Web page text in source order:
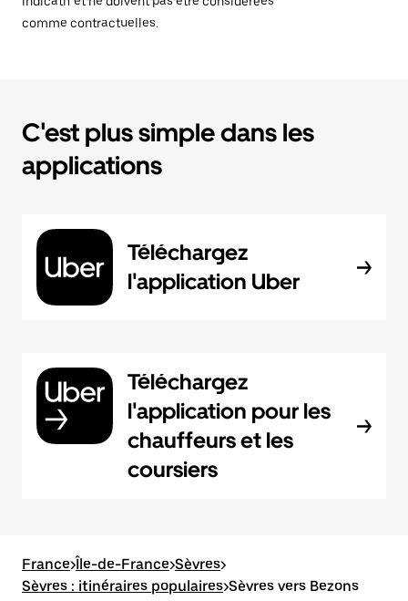
comme contractuelles.
C'est plus simple dans les
applications
Téléchargez
l'application Uber
Téléchargez
l'application pour les
chauffeurs et les
coursiers
France>Île-de-France>Sèvres>
Sèvres : itinéraires populaires>Sèvres vers Bezons